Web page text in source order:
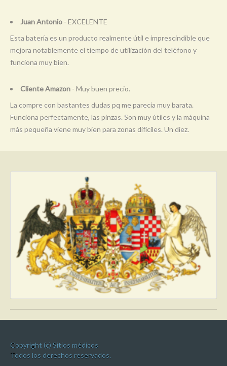
Juan Antonio - EXCELENTE
Esta batería es un producto realmente útil e imprescindible que
mejora notablemente el tiempo de utilización del teléfono y
funciona muy bien.
Cliente Amazon - Muy buen precio.
La compre con bastantes dudas pq me parecía muy barata.
Funciona perfectamente, las pinzas. Son muy útiles y la máquina
más pequeña viene muy bien para zonas difíciles. Un diez.
Copyright (c) Sitios médicos
Todos los derechos reservados.